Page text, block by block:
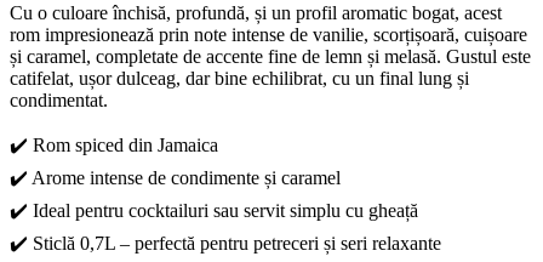
Cu o culoare închisă, profundă, și un profil aromatic bogat, acest
rom impresionează prin note intense de vanilie, scorțișoară, cuișoare
și caramel, completate de accente fine de lemn și melasă. Gustul este
catifelat, ușor dulceag, dar bine echilibrat, cu un final lung și
condimentat.
✔️ Rom spiced din Jamaica
✔️ Arome intense de condimente și caramel
✔️ Ideal pentru cocktailuri sau servit simplu cu gheață
✔️ Sticlă 0,7L – perfectă pentru petreceri și seri relaxante